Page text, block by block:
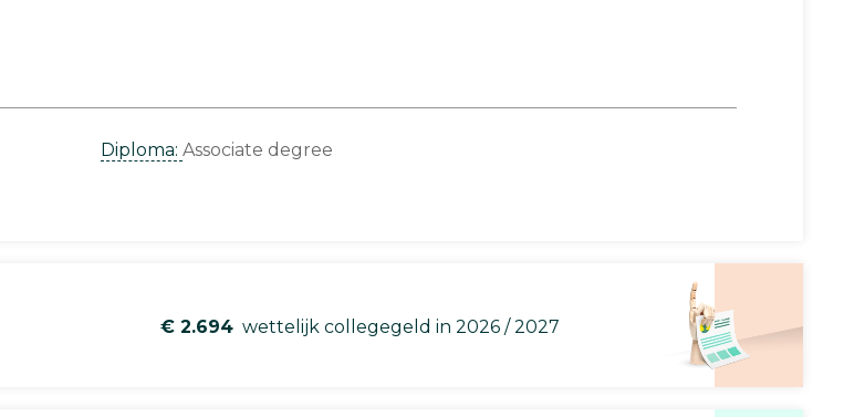
Diploma: Associate degree
€ 2.694 wettelijk collegegeld in 2026 / 2027